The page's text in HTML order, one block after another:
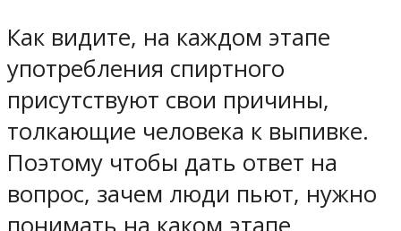
Как видите, на каждом этапе
употребления спиртного
присутствуют свои причины,
толкающие человека к выпивке.
Поэтому чтобы дать ответ на
вопрос, зачем люди пьют, нужно